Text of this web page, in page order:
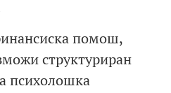
помош,
структуриран
психолошка